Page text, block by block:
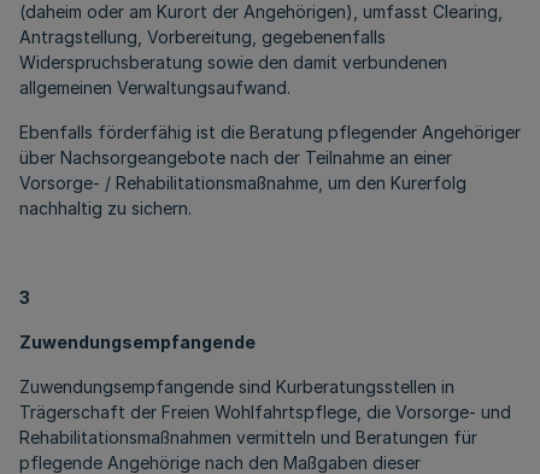
(daheim oder am Kurort der Angehörigen), umfasst Clearing,
Antragstellung, Vorbereitung, gegebenenfalls
Widerspruchsberatung sowie den damit verbundenen
allgemeinen Verwaltungsaufwand.
Ebenfalls förderfähig ist die Beratung pflegender Angehöriger
über Nachsorgeangebote nach der Teilnahme an einer
Vorsorge- / Rehabilitationsmaßnahme, um den Kurerfolg
nachhaltig zu sichern.
3
Zuwendungsempfangende
Zuwendungsempfangende sind Kurberatungsstellen in
Trägerschaft der Freien Wohlfahrtspflege, die Vorsorge- und
Rehabilitationsmaßnahmen vermitteln und Beratungen für
pflegende Angehörige nach den Maßgaben dieser